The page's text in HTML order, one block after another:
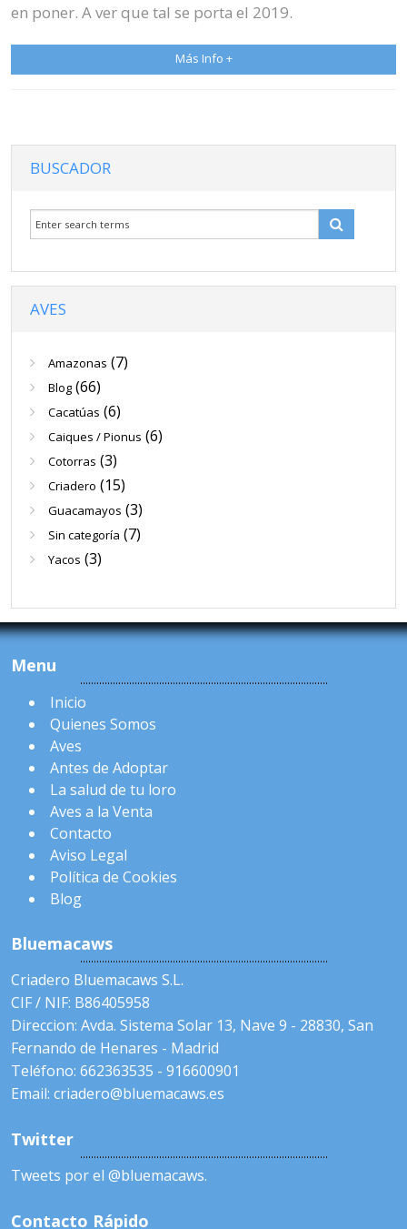
en poner. A ver que tal se porta el 2019.
Más Info +
BUSCADOR
AVES
Amazonas (7)
Blog (66)
Cacatúas (6)
Caiques / Pionus (6)
Cotorras (3)
Criadero (15)
Guacamayos (3)
Sin categoría (7)
Yacos (3)
Menu
Inicio
Quienes Somos
Aves
Antes de Adoptar
La salud de tu loro
Aves a la Venta
Contacto
Aviso Legal
Política de Cookies
Blog
Bluemacaws
Criadero Bluemacaws S.L.
CIF / NIF: B86405958
Direccion: Avda. Sistema Solar 13, Nave 9 - 28830, San
Fernando de Henares - Madrid
Teléfono: 662363535 - 916600901
Email: criadero@bluemacaws.es
Twitter
Tweets por el @bluemacaws.
Contacto Rápido